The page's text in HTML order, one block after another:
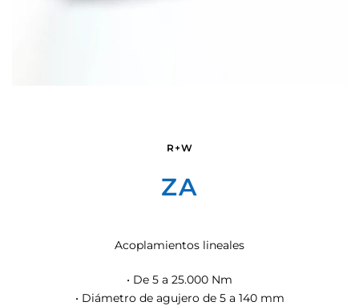
R+W
ZA
Acoplamientos lineales
• De 5 a 25.000 Nm
• Diámetro de agujero de 5 a 140 mm